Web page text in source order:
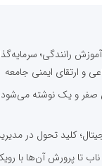
رانندگی؛
و ارتقای ایمنی جامعه
صفر و یک نوشته
کلید تحول در
تا پرورش آن‌ها با